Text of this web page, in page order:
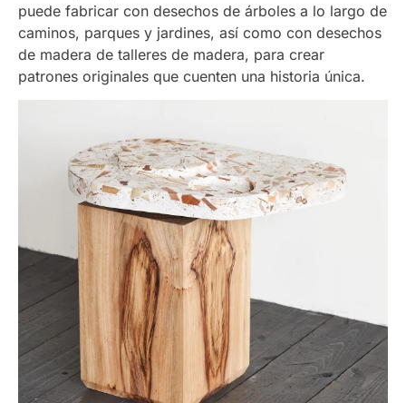
puede fabricar con desechos de árboles a lo largo de
caminos, parques y jardines, así como con desechos
de madera de talleres de madera, para crear
patrones originales que cuenten una historia única.